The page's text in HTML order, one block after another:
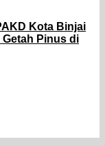
Kota Binjai
Pinus di